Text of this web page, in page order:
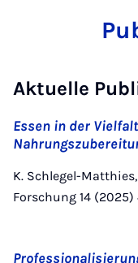
Aktuelle
Essen in der
K. Schlegel-
Forschung 14 (2025)